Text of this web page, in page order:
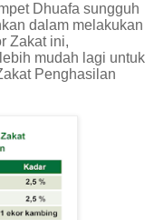
Dhuafa sungguh
dalam melakukan
Zakat ini,
mudah lagi untuk
Penghasilan